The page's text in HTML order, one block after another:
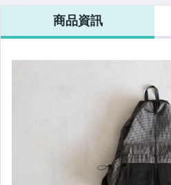
PENDLETON
商品資訊